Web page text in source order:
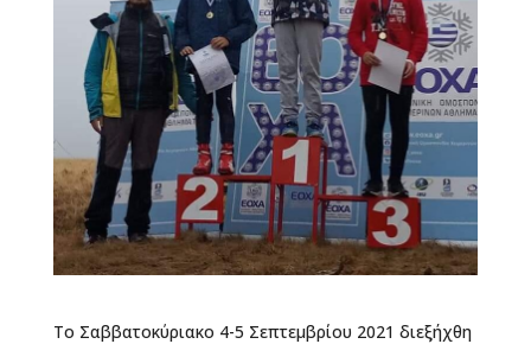
Το Σαββατοκύριακο 4-5 Σεπτεμβρίου 2021 διεξήχθη